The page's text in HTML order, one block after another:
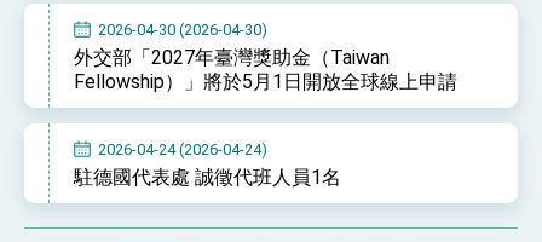
外交部長林佳龍午宴歡迎美國聯邦參議員蓋耶哥
訪問團
外交部長林佳龍接見美國智庫「德國馬歇爾基金
會」訪問團一行，深化跨大西洋戰略夥伴關係
卓揆：臺美關稅談判階段性結果有助臺灣取得有
利戰略地位 全力支持「臺美對等貿易協定」簽署
位實力，達成固邦榮邦目標
2026-04-30 (2026-04-30)
外交部「2027年臺灣獎助金（Taiwan
Fellowship）」將於5月1日開放全球線上申請
2026-04-24 (2026-04-24)
駐德國代表處 誠徵代班人員1名